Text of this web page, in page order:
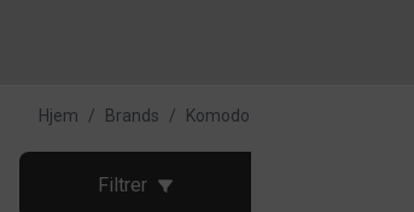
Hjem / Brands / Komodo
Filtrer